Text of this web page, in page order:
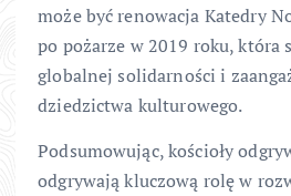
może być renowacja Katedry
po pożarze w 2019 roku, która
globalnej solidarności i
dziedzictwa kulturowego.
Podsumowując, kościoły
odgrywają kluczową rolę w